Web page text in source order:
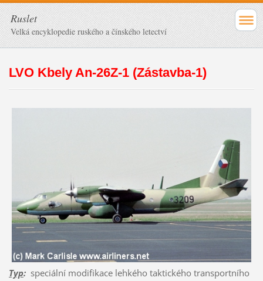
Ruslet
Velká encyklopedie ruského a čínského letectví
LVO Kbely An-26Z-1 (Zástavba-1)
Typ:speciální modifikace lehkého taktického transportního